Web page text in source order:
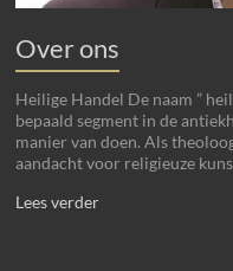
Over ons
Heilige Handel De naam ”
bepaald segment in de
manier van doen. Als
aandacht voor religieuze
Lees verder